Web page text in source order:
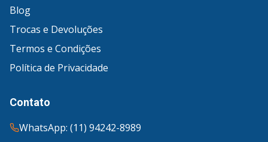
Blog
Trocas e Devoluções
Termos e Condições
Política de Privacidade
Contato
WhatsApp: (11) 94242-8989